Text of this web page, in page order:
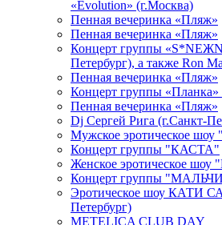
«Evolution» (г.Москва)
Пенная вечеринка «Пляж»
Пенная вечеринка «Пляж»
Концерт группы
Петербург), а также Ron
Пенная вечеринка «Пляж»
Концерт группы «Планка»
Пенная вечеринка «Пляж»
Dj Сергей Рига (г.Санкт-
Мужское эротическое
Концерт группы "КАСТА"
Женское эротическое
Концерт группы
Эротическое шоу КАТИ
Петербург)
METELICA CLUB DAY